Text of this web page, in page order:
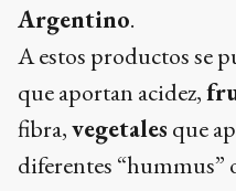
Argentino.
A estos productos se
que aportan acidez,
fibra,vegetales que
diferentes “hummus”